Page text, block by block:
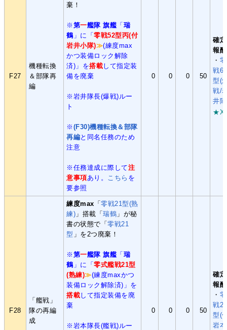
F27
機種転換
＆部隊再
編
棄！
※ 第一艦隊 旗艦「瑞
鶴 」に「零戦52型丙(付
岩井小隊)≫(練度max
かつ装備ロック解除
済)」を搭載して指定装
備を廃棄
※岩井隊長(爆戦)ルー
ト
※ (F30)機種転換＆部隊
再編と同名任務のため
注意
※任務達成に際して注
意事項あり。 こちら を
要参照
0 0 0 50
確定
報酬
・ 零
戦62
型(
戦/
井
★X
F28
「艦戦」
隊の再編
成
練度max 「零戦21型(熟
練) 」搭載「瑞鶴 」が秘
書の状態で「零戦21
型 」を2つ廃棄！
※ 第一艦隊 旗艦「瑞
鶴 」に「零式艦戦21型
(熟練)≫(練度maxかつ
装備ロック解除済)」を
搭載して指定装備を廃
棄
※岩本隊長(艦戦)ルー
0 0 0 50
確定
報酬
・ 零
戦21
型(
岩本